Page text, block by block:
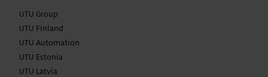
UTU Group
UTU Finland
UTU Automation
UTU Estonia
UTU Latvia